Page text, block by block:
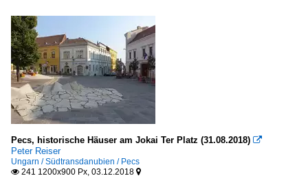
Pecs, historische Häuser am Jokai Ter Platz (31.08.2018) 
Peter Reiser
Ungarn / Südtransdanubien / Pecs
 241 1200x900 Px, 03.12.2018 